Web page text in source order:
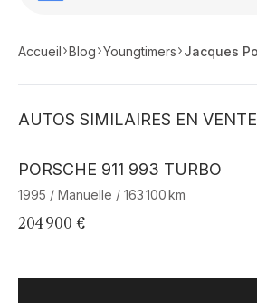
Accueil Blog Youngtimers
AUTOS SIMILAIRES EN VENTE
Barnes Exclusive
PORSCHE 911 993 TURBO
1995 / Manuelle / 163 100 km
204 900 €